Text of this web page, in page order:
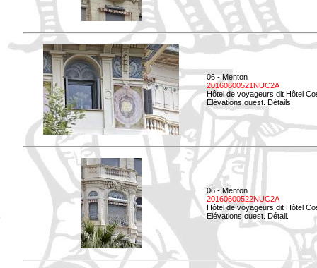
06 - Menton
20160600521NUC2A
Hôtel de voyageurs dit Hôtel
Elévations ouest. Détails.
06 - Menton
20160600522NUC2A
Hôtel de voyageurs dit Hôtel
Elévations ouest. Détail.